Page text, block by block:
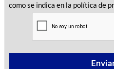
como se indica en la política de